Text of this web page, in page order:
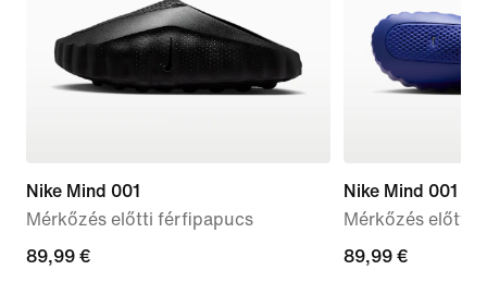
Nike Mind 001
Mérkőzés előtti férfipapucs
89,99
89,99 €
Nike Mind 001
Mérkőzés előtti
89,99
89,99 €